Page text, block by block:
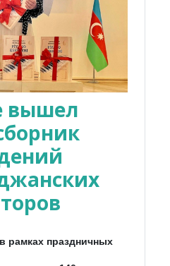
вышел
рамках праздничных